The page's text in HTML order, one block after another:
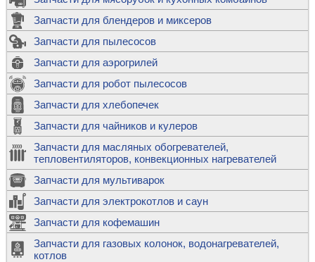
Запчасти для блендеров и миксеров
Запчасти для пылесосов
Запчасти для аэрогрилей
Запчасти для робот пылесосов
Запчасти для хлебопечек
Запчасти для чайников и кулеров
Запчасти для масляных обогревателей,
тепловентиляторов, конвекционных нагревателей
Запчасти для мультиварок
Запчасти для электрокотлов и саун
Запчасти для кофемашин
Запчасти для газовых колонок, водонагревателей,
котлов